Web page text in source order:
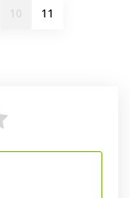
10 11